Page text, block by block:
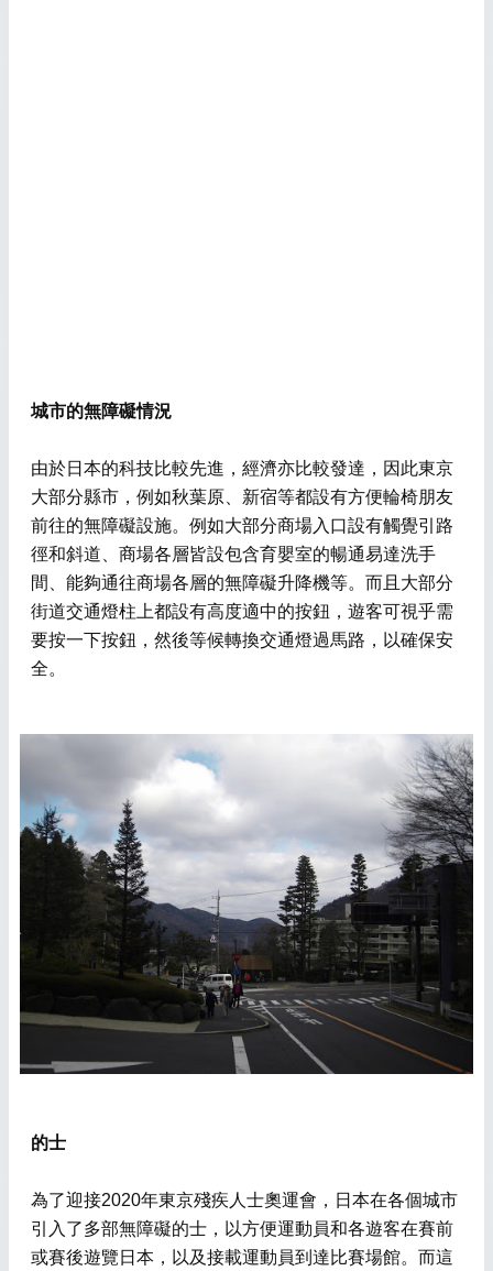
城市的無障礙情況
由於日本的科技比較先進，經濟亦比較發達，因此東京
大部分縣市，例如秋葉原、新宿等都設有方便輪椅朋友
前往的無障礙設施。例如大部分商場入口設有觸覺引路
徑和斜道、商場各層皆設包含育嬰室的暢通易達洗手
間、能夠通往商場各層的無障礙升降機等。而且大部分
街道交通燈柱上都設有高度適中的按鈕，遊客可視乎需
要按一下按鈕，然後等候轉換交通燈過馬路，以確保安
全。
的士
為了迎接2020年東京殘疾人士奧運會，日本在各個城市
引入了多部無障礙的士，以方便運動員和各遊客在賽前
或賽後遊覽日本，以及接載運動員到達比賽場館。而這